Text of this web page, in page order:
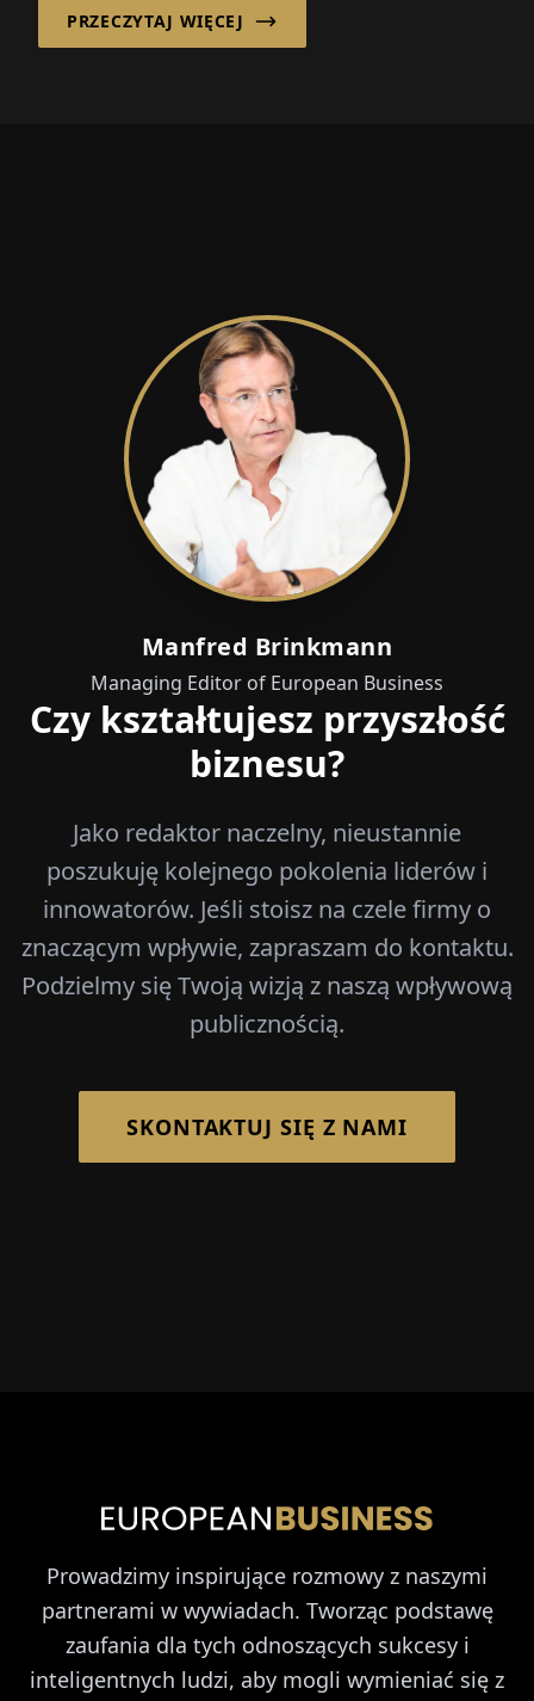
PRZECZYTAJ WIĘCEJ
Manfred Brinkmann
Managing Editor of European Business
Czy kształtujesz przyszłość
biznesu?
Jako redaktor naczelny, nieustannie
poszukuję kolejnego pokolenia liderów i
innowatorów. Jeśli stoisz na czele firmy o
znaczącym wpływie, zapraszam do kontaktu.
Podzielmy się Twoją wizją z naszą wpływową
publicznością.
SKONTAKTUJ SIĘ Z NAMI
Prowadzimy inspirujące rozmowy z naszymi
partnerami w wywiadach. Tworząc podstawę
zaufania dla tych odnoszących sukcesy i
inteligentnych ludzi, aby mogli wymieniać się z